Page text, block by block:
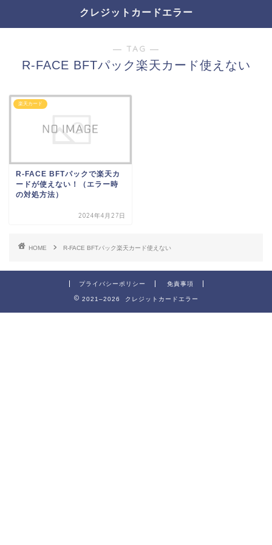
クレジットカードエラー
― TAG ―
R-FACE BFTパック楽天カード使えない
楽天カード
R-FACE BFTパックで楽天カ
ードが使えない！（エラー時
の対処方法）
2024年4月27日
HOME R-FACE BFTパック楽天カード使えない
プライバシーポリシー 免責事項
2021–2026 クレジットカードエラー